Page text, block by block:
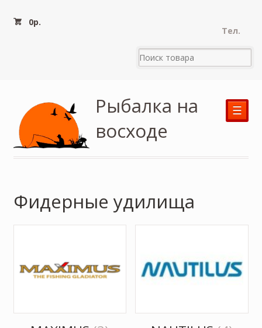
Тел.
0р.
Рыбалка на
восходе
☰
Фидерные удилища